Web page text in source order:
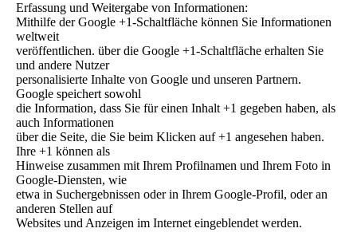
Erfassung und Weitergabe von Informationen:
Mithilfe der Google +1-Schaltfläche können Sie Informationen
weltweit
veröffentlichen. über die Google +1-Schaltfläche erhalten Sie
und andere Nutzer
personalisierte Inhalte von Google und unseren Partnern.
Google speichert sowohl
die Information, dass Sie für einen Inhalt +1 gegeben haben, als
auch Informationen
über die Seite, die Sie beim Klicken auf +1 angesehen haben.
Ihre +1 können als
Hinweise zusammen mit Ihrem Profilnamen und Ihrem Foto in
Google-Diensten, wie
etwa in Suchergebnissen oder in Ihrem Google-Profil, oder an
anderen Stellen auf
Websites und Anzeigen im Internet eingeblendet werden.